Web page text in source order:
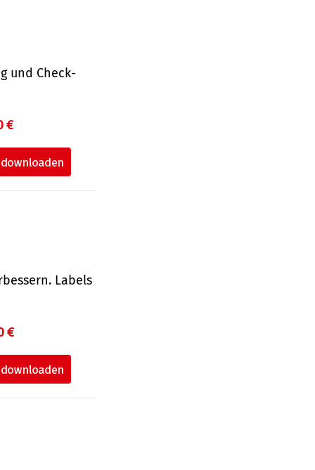
und Check­
€
Labels
€